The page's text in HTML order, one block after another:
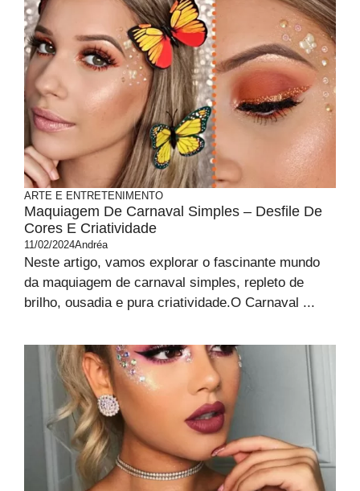
ARTE E ENTRETENIMENTO
Maquiagem De Carnaval Simples – Desfile De
Cores E Criatividade
11/02/2024Andréa
Neste artigo, vamos explorar o fascinante mundo
da maquiagem de carnaval simples, repleto de
brilho, ousadia e pura criatividade.O Carnaval ...